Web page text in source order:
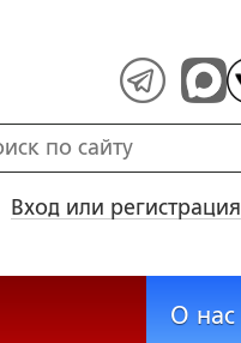
Вход или регистрация
О нас